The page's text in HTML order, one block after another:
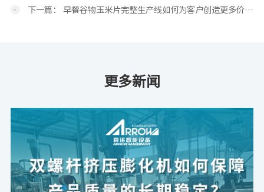
下一篇： 早餐谷物玉米片完整生产线如何为客户创造更多价值？
更多新闻